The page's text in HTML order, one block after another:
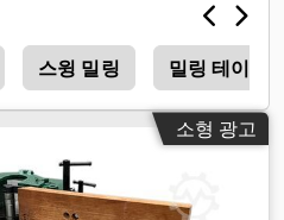
스윙 밀링 밀링 테이블
소형 광고